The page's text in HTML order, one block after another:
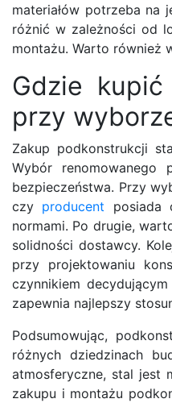
materiałów potrzeba na
różnić w zależności od
montażu. Warto również
Gdzie
przy
Zakup podkonstrukcji
Wybór renomowanego
bezpieczeństwa. Przy
czy producent posiada
normami. Po drugie,
solidności dostawcy.
przy projektowaniu
czynnikiem
zapewnia najlepszy
Podsumowując,
różnych dziedzinach
atmosferyczne, stal jest
zakupu i montażu